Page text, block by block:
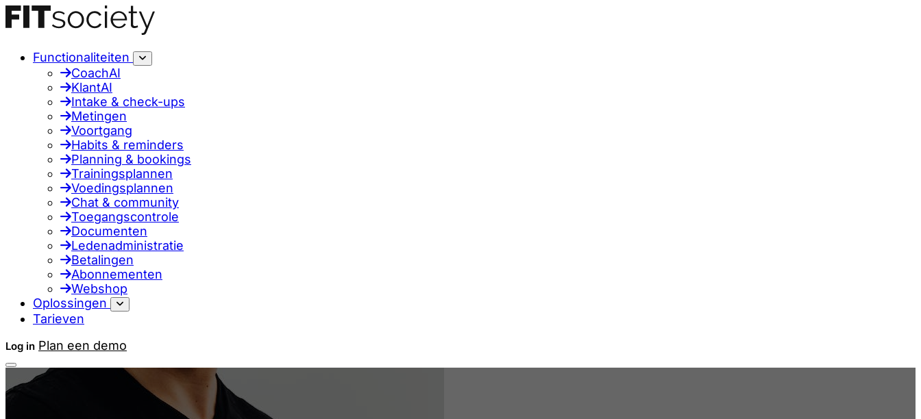
Functionaliteiten
CoachAI
KlantAI
Intake & check-ups
Metingen
Voortgang
Habits & reminders
Planning & bookings
Trainingsplannen
Voedingsplannen
Chat & community
Toegangscontrole
Documenten
Ledenadministratie
Betalingen
Abonnementen
Webshop
Oplossingen
Tarieven
Log in Plan een demo